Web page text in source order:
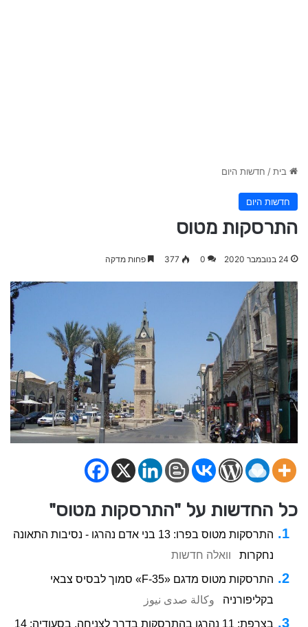
בית/ חדשות היום
חדשות היום
התרסקות מטוס
24 בנובמבר 2020 0
377 פחות מדקה
כל החדשות על "התרסקות מטוס"
התרסקות מטוס בפרו: 13 בני אדם נהרגו - נסיבות התאונה
נחקרות
וואלה חדשות
התרסקות מטוס מדגם «F-35» סמוך לבסיס צבאי
בקליפורניה
وكالة صدى نيوز
בצרפת: 11 נהרגו בהתרסקות בדרך לצניחה. בסעודיה: 14